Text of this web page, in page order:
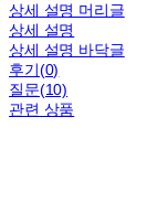
상세 설명 머리글
상세 설명
상세 설명 바닥글
후기(0)
질문(10)
관련 상품